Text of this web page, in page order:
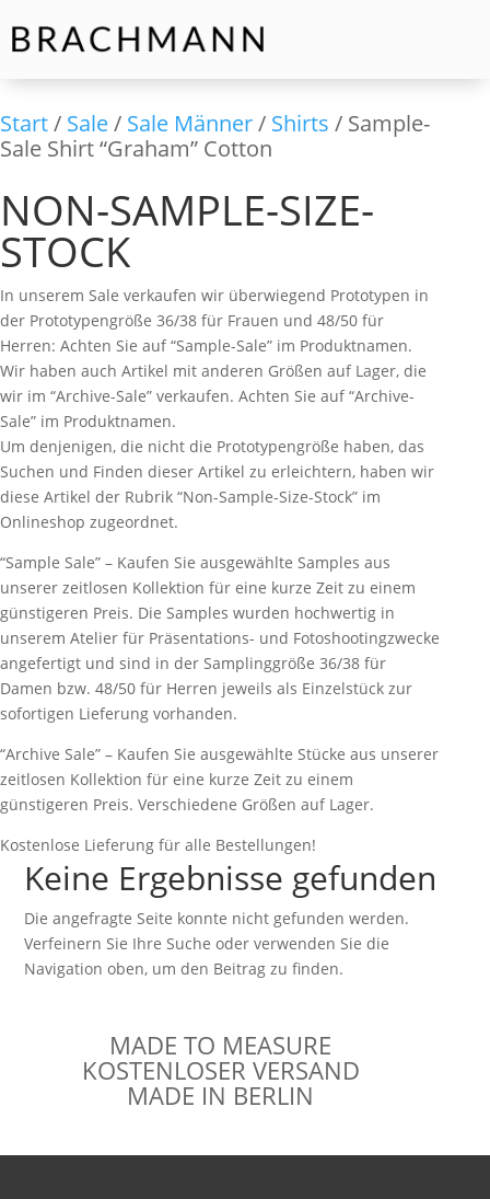
Start/ Sale/ Sale Männer/ Shirts / Sample-
Sale Shirt “Graham” Cotton
NON-SAMPLE-SIZE-
STOCK
In unserem Sale verkaufen wir überwiegend Prototypen in
der Prototypengröße 36/38 für Frauen und 48/50 für
Herren: Achten Sie auf “Sample-Sale” im Produktnamen.
Wir haben auch Artikel mit anderen Größen auf Lager, die
wir im “Archive-Sale” verkaufen. Achten Sie auf “Archive-
Sale” im Produktnamen.
Um denjenigen, die nicht die Prototypengröße haben, das
Suchen und Finden dieser Artikel zu erleichtern, haben wir
diese Artikel der Rubrik “Non-Sample-Size-Stock” im
Onlineshop zugeordnet.
“Sample Sale” – Kaufen Sie ausgewählte Samples aus
unserer zeitlosen Kollektion für eine kurze Zeit zu einem
günstigeren Preis. Die Samples wurden hochwertig in
unserem Atelier für Präsentations- und Fotoshootingzwecke
angefertigt und sind in der Samplinggröße 36/38 für
Damen bzw. 48/50 für Herren jeweils als Einzelstück zur
sofortigen Lieferung vorhanden.
“Archive Sale” – Kaufen Sie ausgewählte Stücke aus unserer
zeitlosen Kollektion für eine kurze Zeit zu einem
günstigeren Preis. Verschiedene Größen auf Lager.
Kostenlose Lieferung für alle Bestellungen!
Keine Ergebnisse gefunden
Die angefragte Seite konnte nicht gefunden werden.
Verfeinern Sie Ihre Suche oder verwenden Sie die
Navigation oben, um den Beitrag zu finden.
MADE TO MEASURE
KOSTENLOSER VERSAND
MADE IN BERLIN